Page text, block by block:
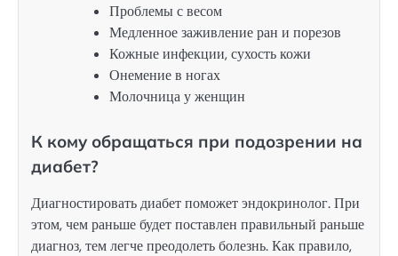
Проблемы с весом
Медленное заживление ран и порезов
Кожные инфекции, сухость кожи
Онемение в ногах
Молочница у женщин
К кому обращаться при подозрении на
диабет?
Диагностировать диабет поможет эндокринолог. При
этом, чем раньше будет поставлен правильный раньше
диагноз, тем легче преодолеть болезнь. Как правило,